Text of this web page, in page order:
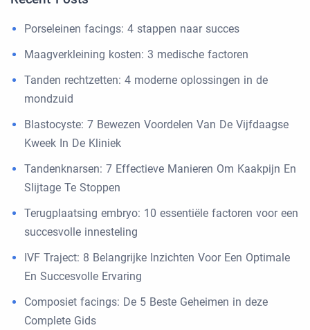
Porseleinen facings: 4 stappen naar succes
Maagverkleining kosten: 3 medische factoren
Tanden rechtzetten: 4 moderne oplossingen in de
mondzuid
Blastocyste: 7 Bewezen Voordelen Van De Vijfdaagse
Kweek In De Kliniek
Tandenknarsen: 7 Effectieve Manieren Om Kaakpijn En
Slijtage Te Stoppen
Terugplaatsing embryo: 10 essentiële factoren voor een
succesvolle innesteling
IVF Traject: 8 Belangrijke Inzichten Voor Een Optimale
En Succesvolle Ervaring
Composiet facings: De 5 Beste Geheimen in deze
Complete Gids